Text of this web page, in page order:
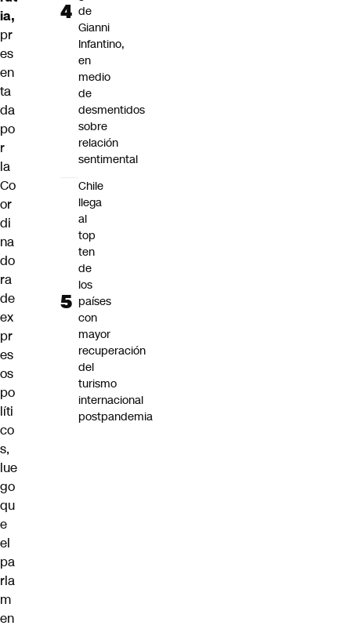
ia,
pr
es
en
ta
da
po
r
la
Co
or
di
na
do
ra
de
ex
pr
es
os
po
líti
co
s,
lue
go
qu
e
el
pa
rla
m
en
de
Gianni
Infantino,
en
medio
de
desmentidos
sobre
relación
sentimental
Chile
llega
al
top
ten
de
los
países
con
mayor
recuperación
del
turismo
internacional
postpandemia